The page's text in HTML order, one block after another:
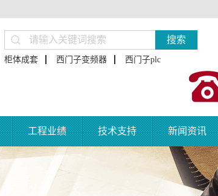
搜索
柜体成套 西门子变频器 西门子plc
工程业绩 技术支持 新闻资讯